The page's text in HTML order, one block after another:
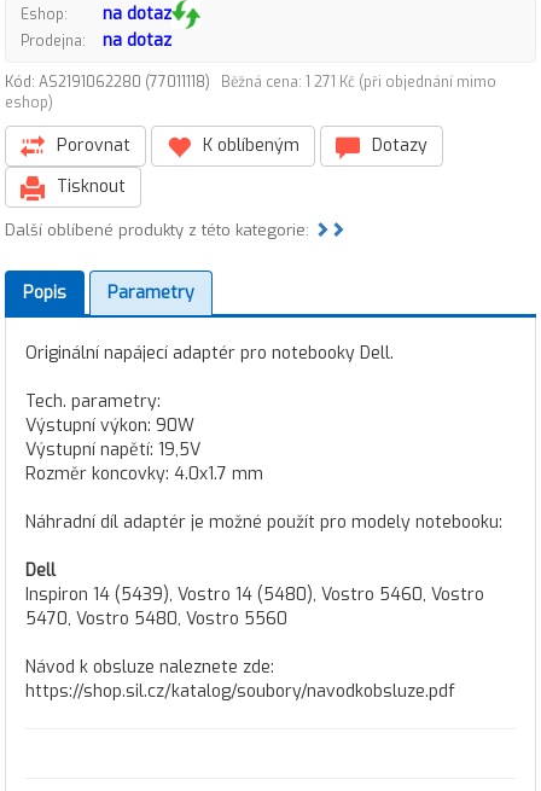
Eshop: na dotaz
Prodejna: na dotaz
Kód: AS2191062280 (77011118)
Běžná cena: 1 271 Kč (při objednání mimo
eshop)
Porovnat K oblíbeným
Dotazy
Tisknout
Další oblíbené produkty z této kategorie:
Popis Parametry
Originální napájecí adaptér pro notebooky Dell.
Tech. parametry:
Výstupní výkon: 90W
Výstupní napětí: 19,5V
Rozměr koncovky: 4.0x1.7 mm
Náhradní díl adaptér je možné použít pro modely notebooku:
Dell
Inspiron 14 (5439), Vostro 14 (5480), Vostro 5460, Vostro
5470, Vostro 5480, Vostro 5560
Návod k obsluze naleznete zde:
https://shop.sil.cz/katalog/soubory/navodkobsluze.pdf